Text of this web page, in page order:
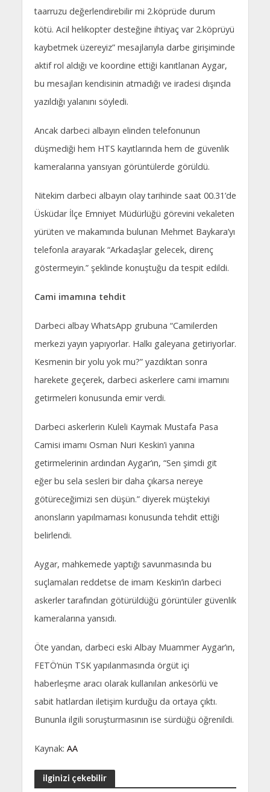
taarruzu değerlendirebilir mi 2.köprüde durum
kötü. Acil helikopter desteğine ihtiyaç var 2.köprüyü
kaybetmek üzereyiz” mesajlarıyla darbe girişiminde
aktif rol aldığı ve koordine ettiği kanıtlanan Aygar,
bu mesajları kendisinin atmadığı ve iradesi dışında
yazıldığı yalanını söyledi.
Ancak darbeci albayın elinden telefonunun
düşmediği hem HTS kayıtlarında hem de güvenlik
kameralarına yansıyan görüntülerde görüldü.
Nitekim darbeci albayın olay tarihinde saat 00.31’de
Üsküdar İlçe Emniyet Müdürlüğü görevini vekaleten
yürüten ve makamında bulunan Mehmet Baykara’yı
telefonla arayarak “Arkadaşlar gelecek, direnç
göstermeyin.” şeklinde konuştuğu da tespit edildi.
Cami imamına tehdit
Darbeci albay WhatsApp grubuna “Camilerden
merkezi yayın yapıyorlar. Halkı galeyana getiriyorlar.
Kesmenin bir yolu yok mu?” yazdıktan sonra
harekete geçerek, darbeci askerlere cami imamını
getirmeleri konusunda emir verdi.
Darbeci askerlerin Kuleli Kaymak Mustafa Pasa
Camisi imamı Osman Nuri Keskin’i yanına
getirmelerinin ardından Aygar’ın, “Sen şimdi git
eğer bu sela sesleri bir daha çıkarsa nereye
götüreceğimizi sen düşün.” diyerek müştekiyi
anonsların yapılmaması konusunda tehdit ettiği
belirlendi.
Aygar, mahkemede yaptığı savunmasında bu
suçlamaları reddetse de imam Keskin’in darbeci
askerler tarafından götürüldüğü görüntüler güvenlik
kameralarına yansıdı.
Öte yandan, darbeci eski Albay Muammer Aygar’ın,
FETÖ’nün TSK yapılanmasında örgüt içi
haberleşme aracı olarak kullanılan ankesörlü ve
sabit hatlardan iletişim kurduğu da ortaya çıktı.
Bununla ilgili soruşturmasının ise sürdüğü öğrenildi.
Kaynak: AA
ilginizi çekebilir